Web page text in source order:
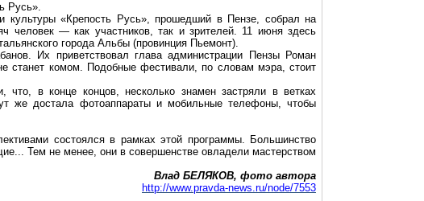
Русь».
культуры «Крепость Русь», прошедший в Пензе, собрал на
человек — как участников, так и зрителей. 11 июня здесь
города Альбы (провинция Пьемонт).
Их приветствовал глава администрации Пензы Роман
станет комом. Подобные фестивали, по словам мэра, стоит
в конце концов, несколько знамен застряли в ветках
же достала фотоаппараты и мобильные телефоны, чтобы
состоялся в рамках этой программы. Большинство
Тем не менее, они в совершенстве овладели мастерством
Влад БЕЛЯКОВ, фото автора
http://www.pravda-news.ru/node/7553